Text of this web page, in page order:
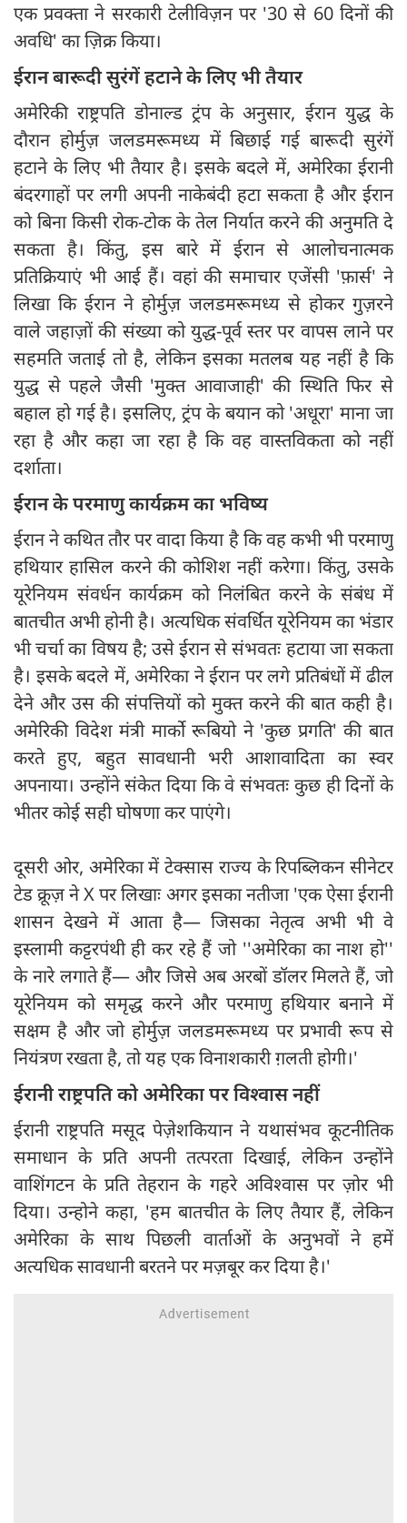
एक प्रवक्ता ने सरकारी टेलीविज़न पर '30 से 60 दिनों की
अवधि' का ज़िक्र किया।
ईरान बारूदी सुरंगें हटाने के लिए भी तैयार
अमेरिकी राष्ट्रपति डोनाल्ड ट्रंप के अनुसार, ईरान युद्ध के
दौरान होर्मुज़ जलडमरूमध्य में बिछाई गई बारूदी सुरंगें
हटाने के लिए भी तैयार है। इसके बदले में, अमेरिका ईरानी
बंदरगाहों पर लगी अपनी नाकेबंदी हटा सकता है और ईरान
को बिना किसी रोक-टोक के तेल निर्यात करने की अनुमति दे
सकता है। किंतु, इस बारे में ईरान से आलोचनात्मक
प्रतिक्रियाएं भी आई हैं। वहां की समाचार एजेंसी 'फ़ार्स' ने
लिखा कि ईरान ने होर्मुज़ जलडमरूमध्य से होकर गुज़रने
वाले जहाज़ों की संख्या को युद्ध-पूर्व स्तर पर वापस लाने पर
सहमति जताई तो है, लेकिन इसका मतलब यह नहीं है कि
युद्ध से पहले जैसी 'मुक्त आवाजाही' की स्थिति फिर से
बहाल हो गई है। इसलिए, ट्रंप के बयान को 'अधूरा' माना जा
रहा है और कहा जा रहा है कि वह वास्तविकता को नहीं
दर्शाता।
ईरान के परमाणु कार्यक्रम का भविष्य
ईरान ने कथित तौर पर वादा किया है कि वह कभी भी परमाणु
हथियार हासिल करने की कोशिश नहीं करेगा। किंतु, उसके
यूरेनियम संवर्धन कार्यक्रम को निलंबित करने के संबंध में
बातचीत अभी होनी है। अत्यधिक संवर्धित यूरेनियम का भंडार
भी चर्चा का विषय है; उसे ईरान से संभवतः हटाया जा सकता
है। इसके बदले में, अमेरिका ने ईरान पर लगे प्रतिबंधों में ढील
देने और उस की संपत्तियों को मुक्त करने की बात कही है।
अमेरिकी विदेश मंत्री मार्को रूबियो ने 'कुछ प्रगति' की बात
करते हुए, बहुत सावधानी भरी आशावादिता का स्वर
अपनाया। उन्होंने संकेत दिया कि वे संभवतः कुछ ही दिनों के
भीतर कोई सही घोषणा कर पाएंगे।
दूसरी ओर, अमेरिका में टेक्सास राज्य के रिपब्लिकन सीनेटर
टेड क्रूज़ ने X पर लिखाः अगर इसका नतीजा 'एक ऐसा ईरानी
शासन देखने में आता है— जिसका नेतृत्व अभी भी वे
इस्लामी कट्टरपंथी ही कर रहे हैं जो ''अमेरिका का नाश हो''
के नारे लगाते हैं— और जिसे अब अरबों डॉलर मिलते हैं, जो
यूरेनियम को समृद्ध करने और परमाणु हथियार बनाने में
सक्षम है और जो होर्मुज़ जलडमरूमध्य पर प्रभावी रूप से
नियंत्रण रखता है, तो यह एक विनाशकारी ग़लती होगी।'
ईरानी राष्ट्रपति को अमेरिका पर विश्वास नहीं
ईरानी राष्ट्रपति मसूद पेज़ेशकियान ने यथासंभव कूटनीतिक
समाधान के प्रति अपनी तत्परता दिखाई, लेकिन उन्होंने
वाशिंगटन के प्रति तेहरान के गहरे अविश्वास पर ज़ोर भी
दिया। उन्होने कहा, 'हम बातचीत के लिए तैयार हैं, लेकिन
अमेरिका के साथ पिछली वार्ताओं के अनुभवों ने हमें
अत्यधिक सावधानी बरतने पर मज़बूर कर दिया है।'